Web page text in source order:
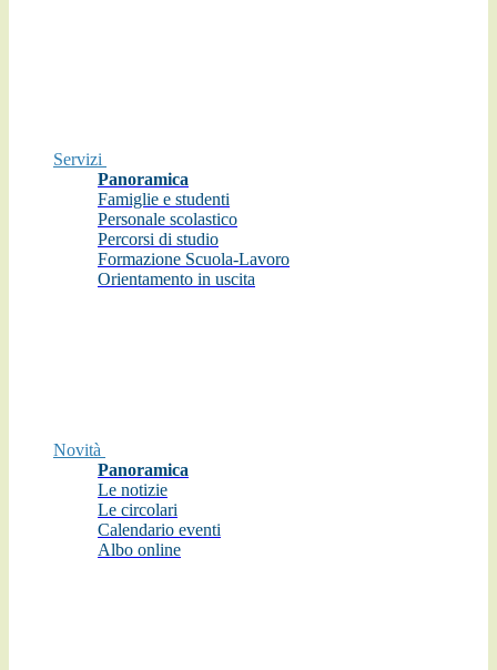
Servizi
Panoramica
Famiglie e studenti
Personale scolastico
Percorsi di studio
Formazione Scuola-Lavoro
Orientamento in uscita
Novità
Panoramica
Le notizie
Le circolari
Calendario eventi
Albo online